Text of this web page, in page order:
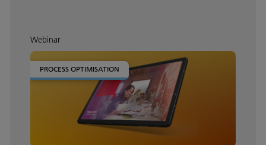
Webinar
PROCESS OPTIMISATION